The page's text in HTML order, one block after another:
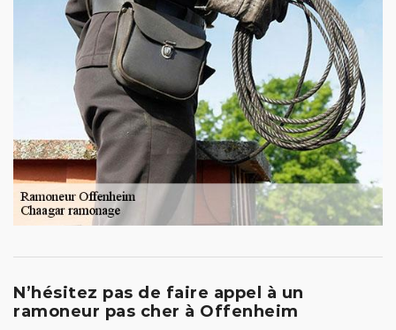
N’hésitez pas de faire appel à un
ramoneur pas cher à Offenheim